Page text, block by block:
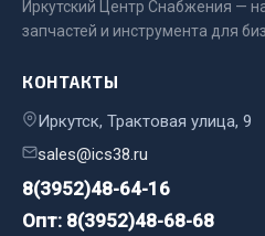
Мост задний
Система питания
Система выпуска газа
Система охлаждения
Иркутский Центр Снабжения —
запчастей и инструмента для
КОНТАКТЫ
Иркутск, Трактовая улица, 9
sales@ics38.ru
8(3952)48-64-16
Опт: 8(3952)48-68-68